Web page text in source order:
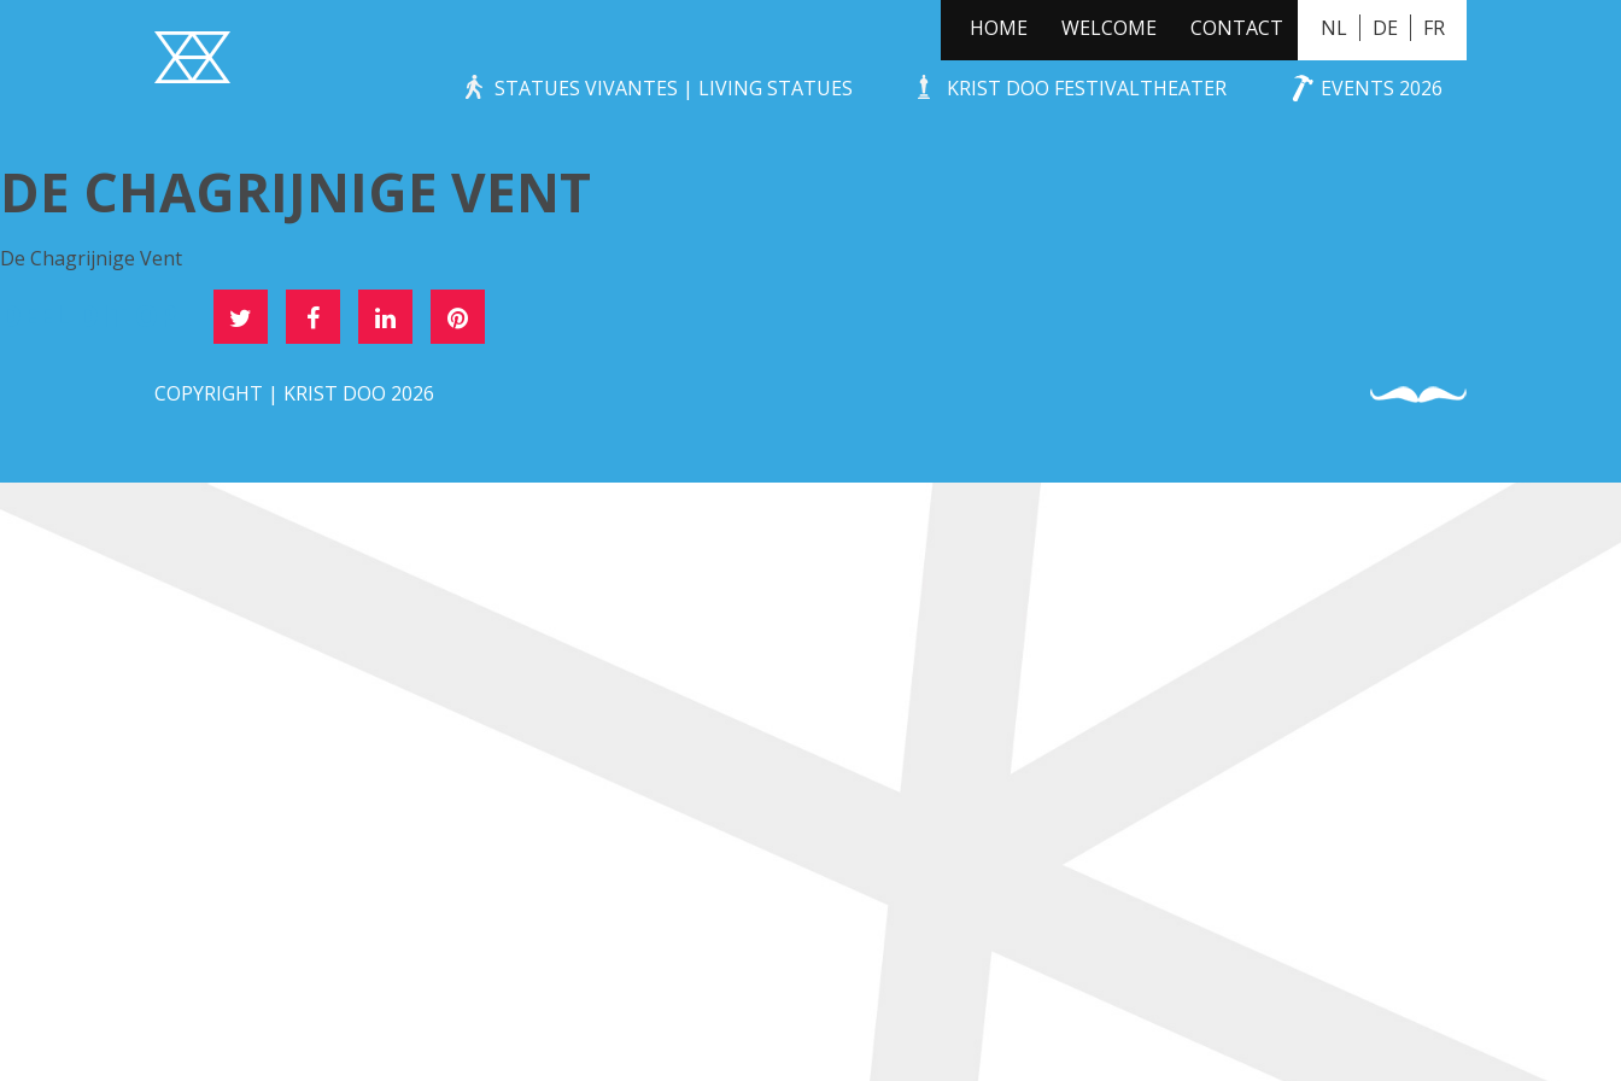
NL DE FR
HOME WELCOME CONTACT
STATUES VIVANTES | LIVING STATUES KRIST DOO FESTIVALTHEATER EVENTS 2026
DE CHAGRIJNIGE VENT
DE CHAGRIJNIGE VENT
De Chagrijnige Vent
COPYRIGHT | KRIST DOO 2026